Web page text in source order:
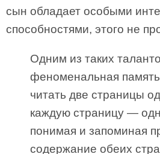
сын обладает особыми
способностями, этого не
Одним из таких
феноменальная
читать две страницы
каждую страницу —
понимая и запоминая
содержание обеих